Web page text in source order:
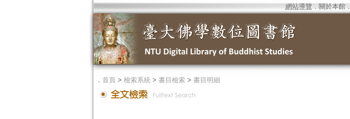
網站導覽 ． 關於本館．
． 首頁> 檢索系統> 書目檢索> 書目明細